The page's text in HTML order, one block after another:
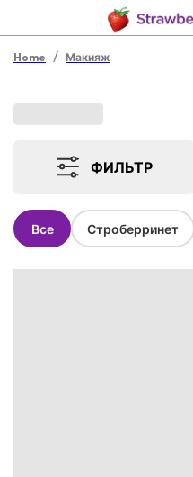
Home / Макияж
ФИЛЬТР
Все Строберринет